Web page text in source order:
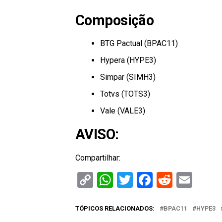
Composição
BTG Pactual (BPAC11)
Hypera (HYPE3)
Simpar (SIMH3)
Totvs (TOTS3)
Vale (VALE3)
AVISO:
Compartilhar:
CopyWhatsApp
Twitter
Facebook
Reddit
TÓPICOS RELACIONADOS: BPAC11 HYPE3